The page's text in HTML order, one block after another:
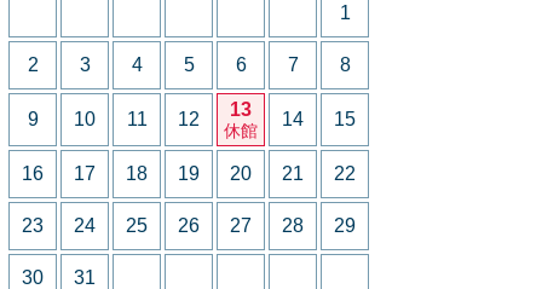
1
2 3 4 5 6 7 8
9 10 11 12 13
休館
14 15
16 17 18 19 20 21 22
23 24 25 26 27 28 29
30 31